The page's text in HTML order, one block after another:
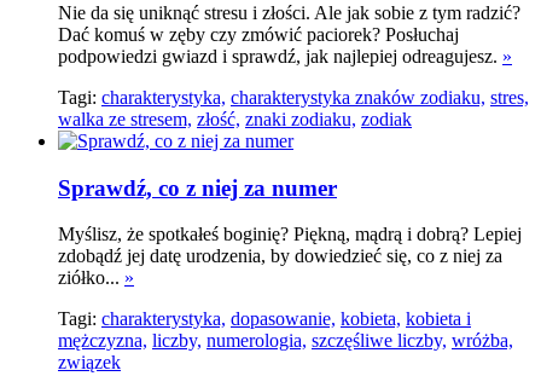
Nie da się uniknąć stresu i złości. Ale jak sobie z tym radzić?
Dać komuś w zęby czy zmówić paciorek? Posłuchaj
podpowiedzi gwiazd i sprawdź, jak najlepiej odreagujesz. »
Tagi: charakterystyka, charakterystyka znaków zodiaku, stres,
walka ze stresem, złość, znaki zodiaku, zodiak
Sprawdź, co z niej za numer
Myślisz, że spotkałeś boginię? Piękną, mądrą i dobrą? Lepiej
zdobądź jej datę urodzenia, by dowiedzieć się, co z niej za
ziółko... »
Tagi: charakterystyka, dopasowanie, kobieta, kobieta i
mężczyzna, liczby, numerologia, szczęśliwe liczby, wróżba,
związek